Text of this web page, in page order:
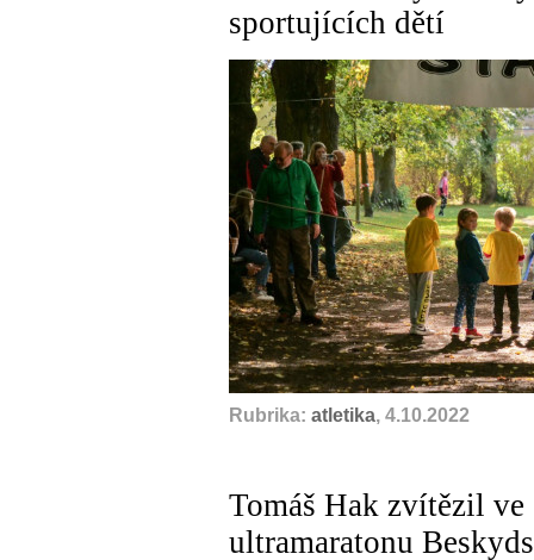
sportujících dětí
Rubrika: atletika, 4.10.2022
Tomáš Hak zvítězil
ultramaratonu